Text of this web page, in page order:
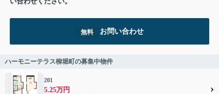
無料 お問い合わせ
ハーモニーテラス柳堀町の募集中物件
201
5.25万円